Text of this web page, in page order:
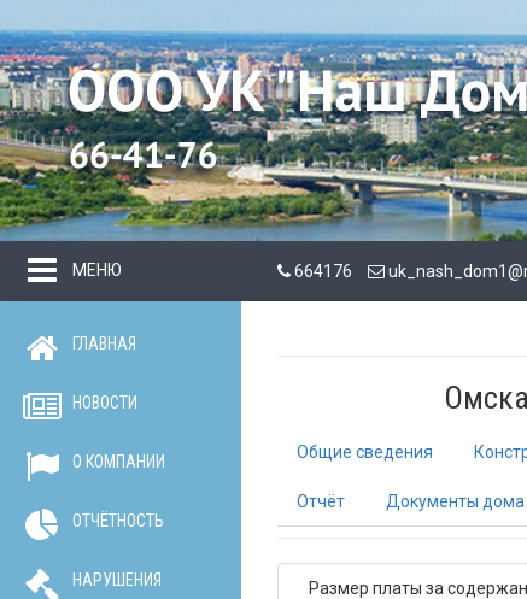
МЕНЮ 664176
ГЛАВНАЯ
НОВОСТИ
О КОМПАНИИ
ОТЧЁТНОСТЬ
НАРУШЕНИЯ
Общие сведения
Отчёт Документы дома
Размер платы за